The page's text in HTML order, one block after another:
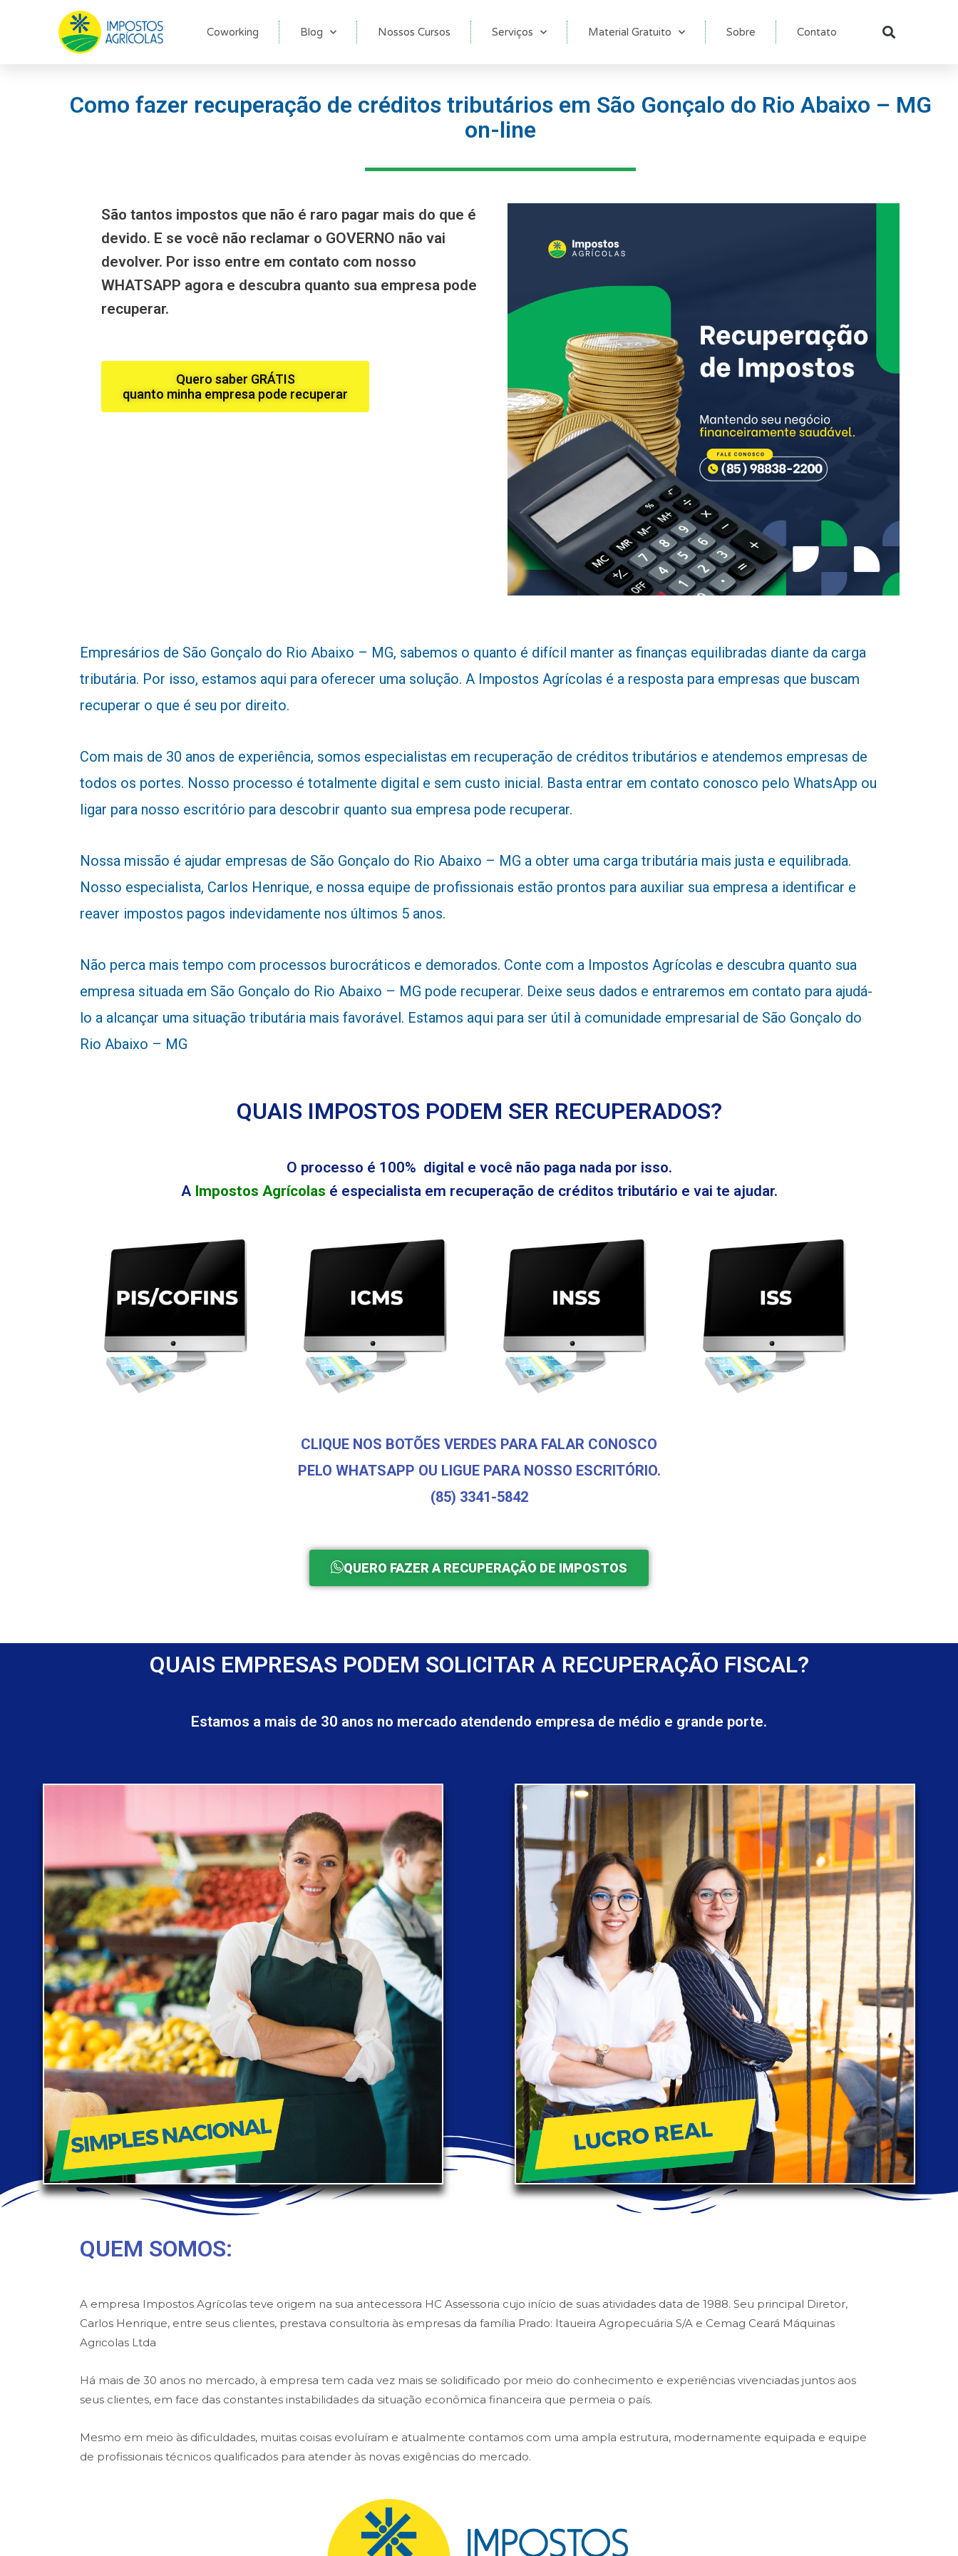
Coworking Blog Nossos Cursos Serviços Material Gratuito Sobre Contato
Como fazer recuperação de créditos tributários em São Gonçalo do Rio Abaixo – MG
on-line
São tantos impostos que não é raro pagar mais do que é
devido. E se você não reclamar o GOVERNO não vai
devolver. Por isso entre em contato com nosso
WHATSAPP agora e descubra quanto sua empresa pode
recuperar.
Quero saber GRÁTIS
quanto minha empresa pode recuperar
Empresários de São Gonçalo do Rio Abaixo – MG, sabemos o quanto é difícil manter as finanças equilibradas diante da carga
tributária. Por isso, estamos aqui para oferecer uma solução. A Impostos Agrícolas é a resposta para empresas que buscam
recuperar o que é seu por direito.
Com mais de 30 anos de experiência, somos especialistas em recuperação de créditos tributários e atendemos empresas de
todos os portes. Nosso processo é totalmente digital e sem custo inicial. Basta entrar em contato conosco pelo WhatsApp ou
ligar para nosso escritório para descobrir quanto sua empresa pode recuperar.
Nossa missão é ajudar empresas de São Gonçalo do Rio Abaixo – MG a obter uma carga tributária mais justa e equilibrada.
Nosso especialista, Carlos Henrique, e nossa equipe de profissionais estão prontos para auxiliar sua empresa a identificar e
reaver impostos pagos indevidamente nos últimos 5 anos.
Não perca mais tempo com processos burocráticos e demorados. Conte com a Impostos Agrícolas e descubra quanto sua
empresa situada em São Gonçalo do Rio Abaixo – MG pode recuperar. Deixe seus dados e entraremos em contato para ajudá-
lo a alcançar uma situação tributária mais favorável. Estamos aqui para ser útil à comunidade empresarial de São Gonçalo do
Rio Abaixo – MG
QUAIS IMPOSTOS PODEM SER RECUPERADOS?
O processo é 100% digital e você não paga nada por isso.
A Impostos Agrícolas é especialista em recuperação de créditos tributário e vai te ajudar.
CLIQUE NOS BOTÕES VERDES PARA FALAR CONOSCO
PELO WHATSAPP OU LIGUE PARA NOSSO ESCRITÓRIO.
(85) 3341-5842
QUERO FAZER A RECUPERAÇÃO DE IMPOSTOS
QUAIS EMPRESAS PODEM SOLICITAR A RECUPERAÇÃO FISCAL?
Estamos a mais de 30 anos no mercado atendendo empresa de médio e grande porte.
QUEM SOMOS:
A empresa Impostos Agrícolas teve origem na sua antecessora HC Assessoria cujo início de suas atividades data de 1988. Seu principal Diretor,
Carlos Henrique, entre seus clientes, prestava consultoria às empresas da família Prado: Itaueira Agropecuária S/A e Cemag Ceará Máquinas
Agricolas Ltda
Há mais de 30 anos no mercado, à empresa tem cada vez mais se solidificado por meio do conhecimento e experiências vivenciadas juntos aos
seus clientes, em face das constantes instabilidades da situação econômica financeira que permeia o país.
Mesmo em meio às dificuldades, muitas coisas evoluíram e atualmente contamos com uma ampla estrutura, modernamente equipada e equipe
de profissionais técnicos qualificados para atender às novas exigências do mercado.